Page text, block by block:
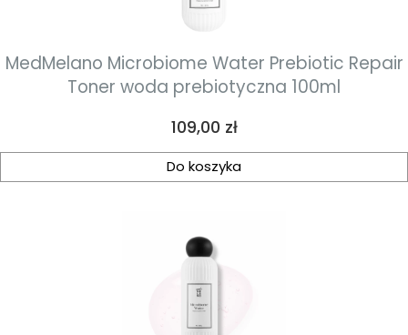
MedMelano Microbiome Water Prebiotic Repair
Toner woda prebiotyczna 100ml
Cena
109,00 zł
Do koszyka